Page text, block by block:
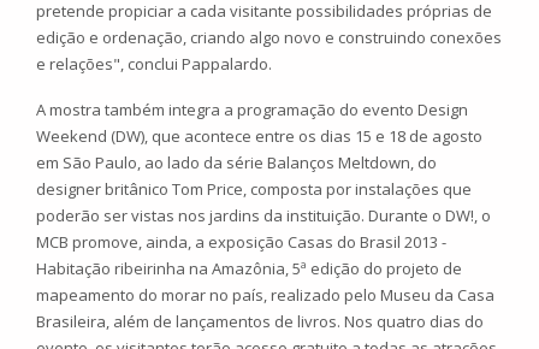
pretende propiciar a cada visitante possibilidades próprias de
edição e ordenação, criando algo novo e construindo conexões
e relações", conclui Pappalardo.
A mostra também integra a programação do evento Design
Weekend (DW), que acontece entre os dias 15 e 18 de agosto
em São Paulo, ao lado da série Balanços Meltdown, do
designer britânico Tom Price, composta por instalações que
poderão ser vistas nos jardins da instituição. Durante o DW!, o
MCB promove, ainda, a exposição Casas do Brasil 2013 -
Habitação ribeirinha na Amazônia, 5ª edição do projeto de
mapeamento do morar no país, realizado pelo Museu da Casa
Brasileira, além de lançamentos de livros. Nos quatro dias do